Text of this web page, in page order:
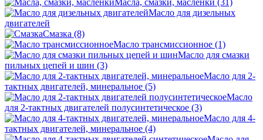
Масла, смазки, масленки (31)
Масло для дизельных
двигателей
Смазка (8)
Масло трансмиссионное (1)
Масло для смазки
пильных цепей и шин (3)
Масло для 2-
тактных двигателей, минеральное (5)
Масло
для 2-тактных двигателей полусинтетическое (3)
Масло для 4-
тактных двигателей, минеральное (4)